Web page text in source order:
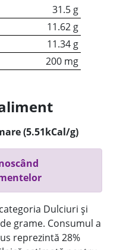
31.5 g
11.62 g
11.34 g
200 mg
(5.51kCal/g)
Dulciuri și
grame. Consumul a
reprezintă 28%